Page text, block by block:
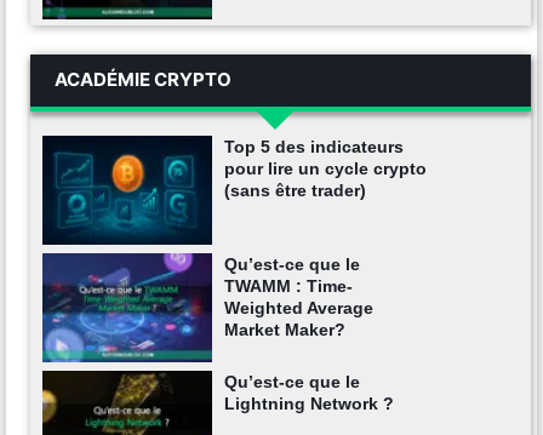
ACADÉMIE CRYPTO
Top 5 des indicateurs
pour lire un cycle crypto
(sans être trader)
Qu’est-ce que le
TWAMM : Time-
Weighted Average
Market Maker?
Qu’est-ce que le
Lightning Network ?